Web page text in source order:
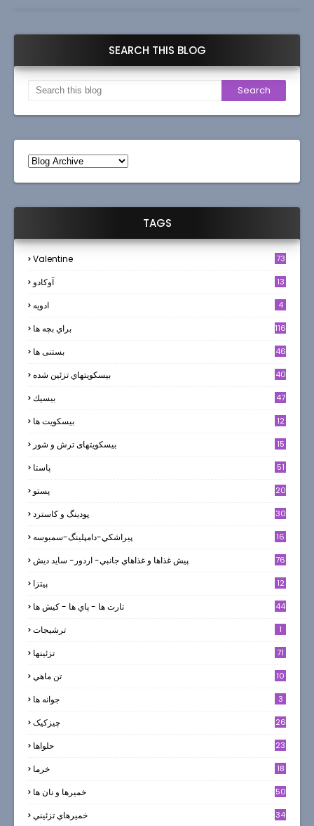
SEARCH THIS BLOG
TAGS
Valentine 73
آوکادو 13
ادويه 4
براي بچه ها 116
بستنی ها 46
بيسكويتهاي تزئين شده 40
بيسيك 47
بیسکویت ها
12
بیسکویتهای ترش و شور 15
پاستا 51
پستو 20
پودینگ و کاسترد 30
پيراشكي-دامپلينگ-سمبوسه 16
پيش غذاها و غذاهاي جانبي- اردور- سايد ديش 76
پیتزا 12
تارت ها - پاي ها - كيش ها 44
ترشيجات 1
تزئینها 71
تن ماهي 10
جوانه ها 3
چیزکیک 26
حلواها 23
خرما 18
خميرها و نان ها 50
خميرهاي تزئيني 34